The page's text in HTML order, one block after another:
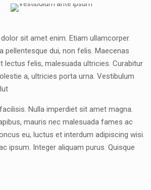
sit amet enim. Etiam ullamcorper.
pellentesque dui, non felis. Maecenas
lectus felis, malesuada ultricies. Curabitur
a, ultricies porta urna. Vestibulum
Nulla imperdiet sit amet magna.
mauris nec malesuada fames ac
eu, luctus et interdum adipiscing wisi.
ipsum. Integer aliquam purus. Quisque